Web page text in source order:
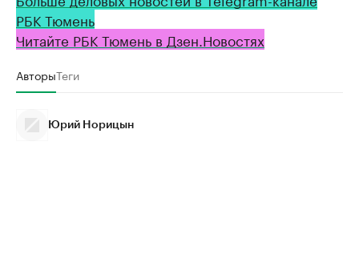
РБК Тюмень
Читайте РБК Тюмень в Дзен.Новостях
АвторыТеги
Юрий Норицын